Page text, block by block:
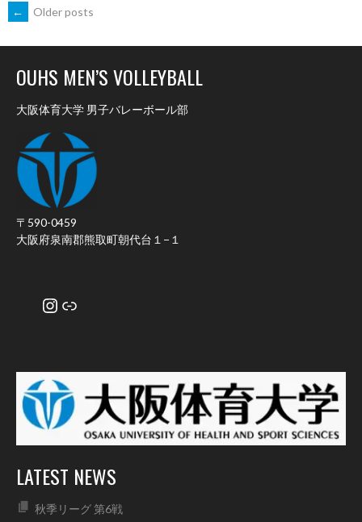
POSTS
NAVIGATION
← Older posts
OUHS MEN’S VOLLEYBALL
大阪体育大学 男子バレーボール部
〒590-0459
大阪府泉南郡熊取町朝代台１−１
Instagram
リンク
LATEST NEWS
秋季リーグ 第6戦